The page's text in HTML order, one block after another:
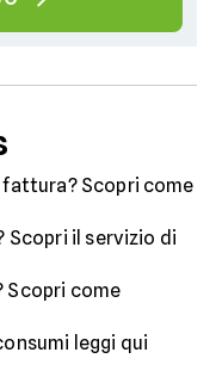
Scopri come
Scopri il servizio di
Scopri come
leggi qui